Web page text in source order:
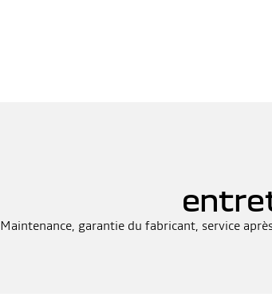
Maintenance, garantie du fabricant, service